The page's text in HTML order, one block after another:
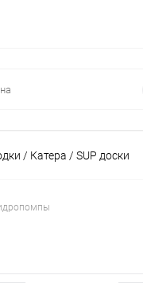
/ Катера / SUP доски
/ Самокаты